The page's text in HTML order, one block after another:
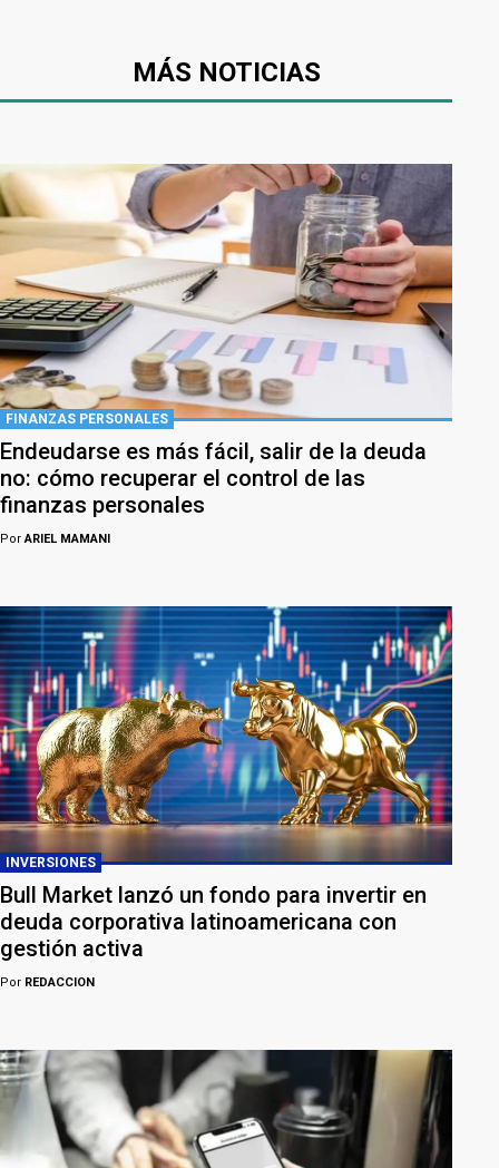
MÁS NOTICIAS
FINANZAS PERSONALES
Endeudarse es más fácil, salir de la deuda
no: cómo recuperar el control de las
finanzas personales
PorARIEL MAMANI
INVERSIONES
Bull Market lanzó un fondo para invertir en
deuda corporativa latinoamericana con
gestión activa
Por REDACCION